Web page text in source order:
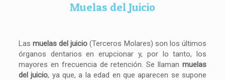
Muelas del Juicio
Las muelas del juicio (Terceros Molares) son los últimos
órganos dentarios en erupcionar y, por lo tanto, los
mayores en frecuencia de retención. Se llamanmuelas
del juicio, ya que, a la edad en que aparecen se supone